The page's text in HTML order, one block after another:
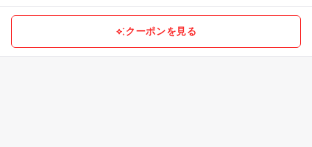
クーポンを見る